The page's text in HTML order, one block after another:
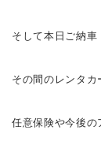
そして本日ご納車
その間のレンタカ
任意保険や今後の